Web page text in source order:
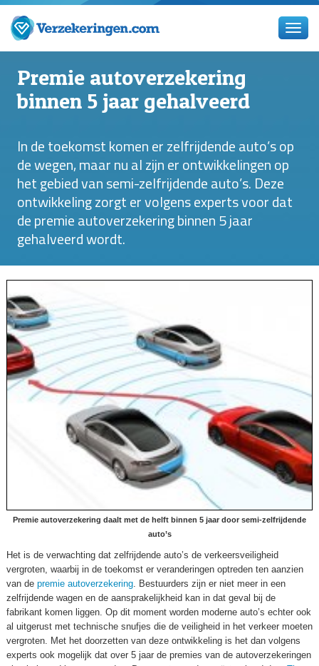
Premie autoverzekering
binnen 5 jaar gehalveerd
In de toekomst komen er zelfrijdende auto’s op
de wegen, maar nu al zijn er ontwikkelingen op
het gebied van semi-zelfrijdende auto’s. Deze
ontwikkeling zorgt er volgens experts voor dat
de premie autoverzekering binnen 5 jaar
gehalveerd wordt.
Premie autoverzekering daalt met de helft binnen 5 jaar door semi-zelfrijdende
auto’s
Het is de verwachting dat zelfrijdende auto’s de verkeersveiligheid
vergroten, waarbij in de toekomst er veranderingen optreden ten aanzien
van de premie autoverzekering. Bestuurders zijn er niet meer in een
zelfrijdende wagen en de aansprakelijkheid kan in dat geval bij de
fabrikant komen liggen. Op dit moment worden moderne auto’s echter ook
al uitgerust met technische snufjes die de veiligheid in het verkeer moeten
vergroten. Met het doorzetten van deze ontwikkeling is het dan volgens
experts ook mogelijk dat over 5 jaar de premies van de autoverzekeringen